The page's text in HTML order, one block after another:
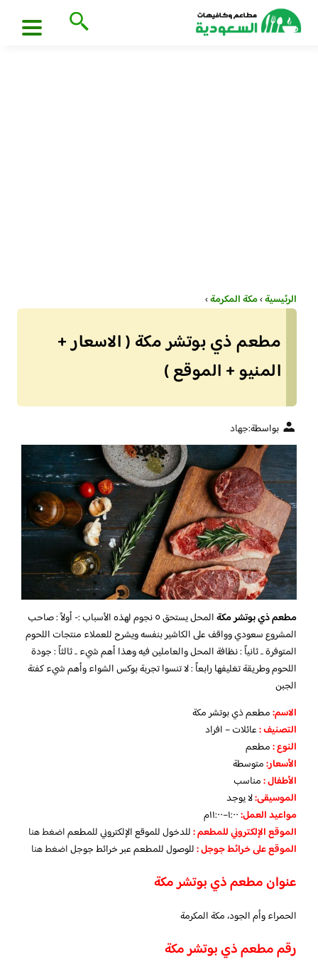
الرئيسية›مكة المكرمة›
مطعم ذي بوتشر مكة ( الاسعار +
المنيو + الموقع )
بواسطة:جهاد
مطعم ذي بوتشر مكة
المحل يستحق ٥ نجوم لهذه الأسباب :- أولاً : صاحب
المشروع سعودي وواقف على الكاشير بنفسه ويشرح للعملاء منتجات اللحوم
المتوفرة .. ثانياً : نظافة المحل والعاملين فيه وهذا أهم شيء .. ثالثاً : جودة
اللحوم وطريقة تغليفها رابعاً : لا تنسوا تجربة بوكس الشواء وأهم شيء كفتة
الجبن
الاسم:مطعم ذي بوتشر مكة
التصنيف:عائلات – افراد
النوع :مطعم
الأسعار:متوسطة
الأطفال:مناسب
الموسيقى:لا يوجد
مواعيد العمل:١:٠٠–١١:٠٠م
الموقع الإلكتروني للمطعم :للدخول للموقع الإلكتروني للمطعماضغط هنا
الموقع على خرائط جوجل:للوصول للمطعم عبر خرائط جوجلاضغط هنا
عنوان مطعم ذي بوتشر مكة
الحمراء وأم الجود، مكة المكرمة
رقم مطعم ذي بوتشر مكة